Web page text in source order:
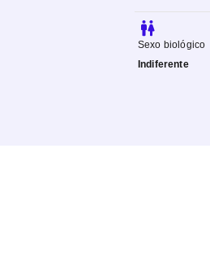
Sexo biológico
Indiferente